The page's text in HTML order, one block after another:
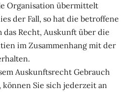
Organisation übermittelt
der Fall, so hat die betroffene
das Recht, Auskunft über die
im Zusammenhang mit der
Auskunftsrecht Gebrauch
Sie sich jederzeit an